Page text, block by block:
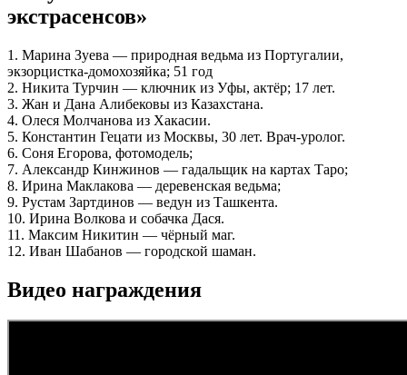
экстрасенсов»
1. Марина Зуева — природная ведьма из Португалии,
экзорцистка-домохозяйка; 51 год
2. Никита Турчин — ключник из Уфы, актёр; 17 лет.
3. Жан и Дана Алибековы из Казахстана.
4. Олеся Молчанова из Хакасии.
5. Константин Гецати из Москвы, 30 лет. Врач-уролог.
6. Соня Егорова, фотомодель;
7. Александр Кинжинов — гадальщик на картах Таро;
8. Ирина Маклакова — деревенская ведьма;
9. Рустам Зартдинов — ведун из Ташкента.
10. Ирина Волкова и собачка Дася.
11. Максим Никитин — чёрный маг.
12. Иван Шабанов — городской шаман.
Видео награждения